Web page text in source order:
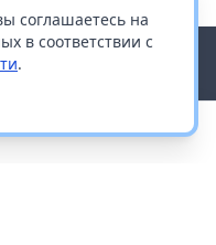
соглашаетесь на
в соответствии с
.